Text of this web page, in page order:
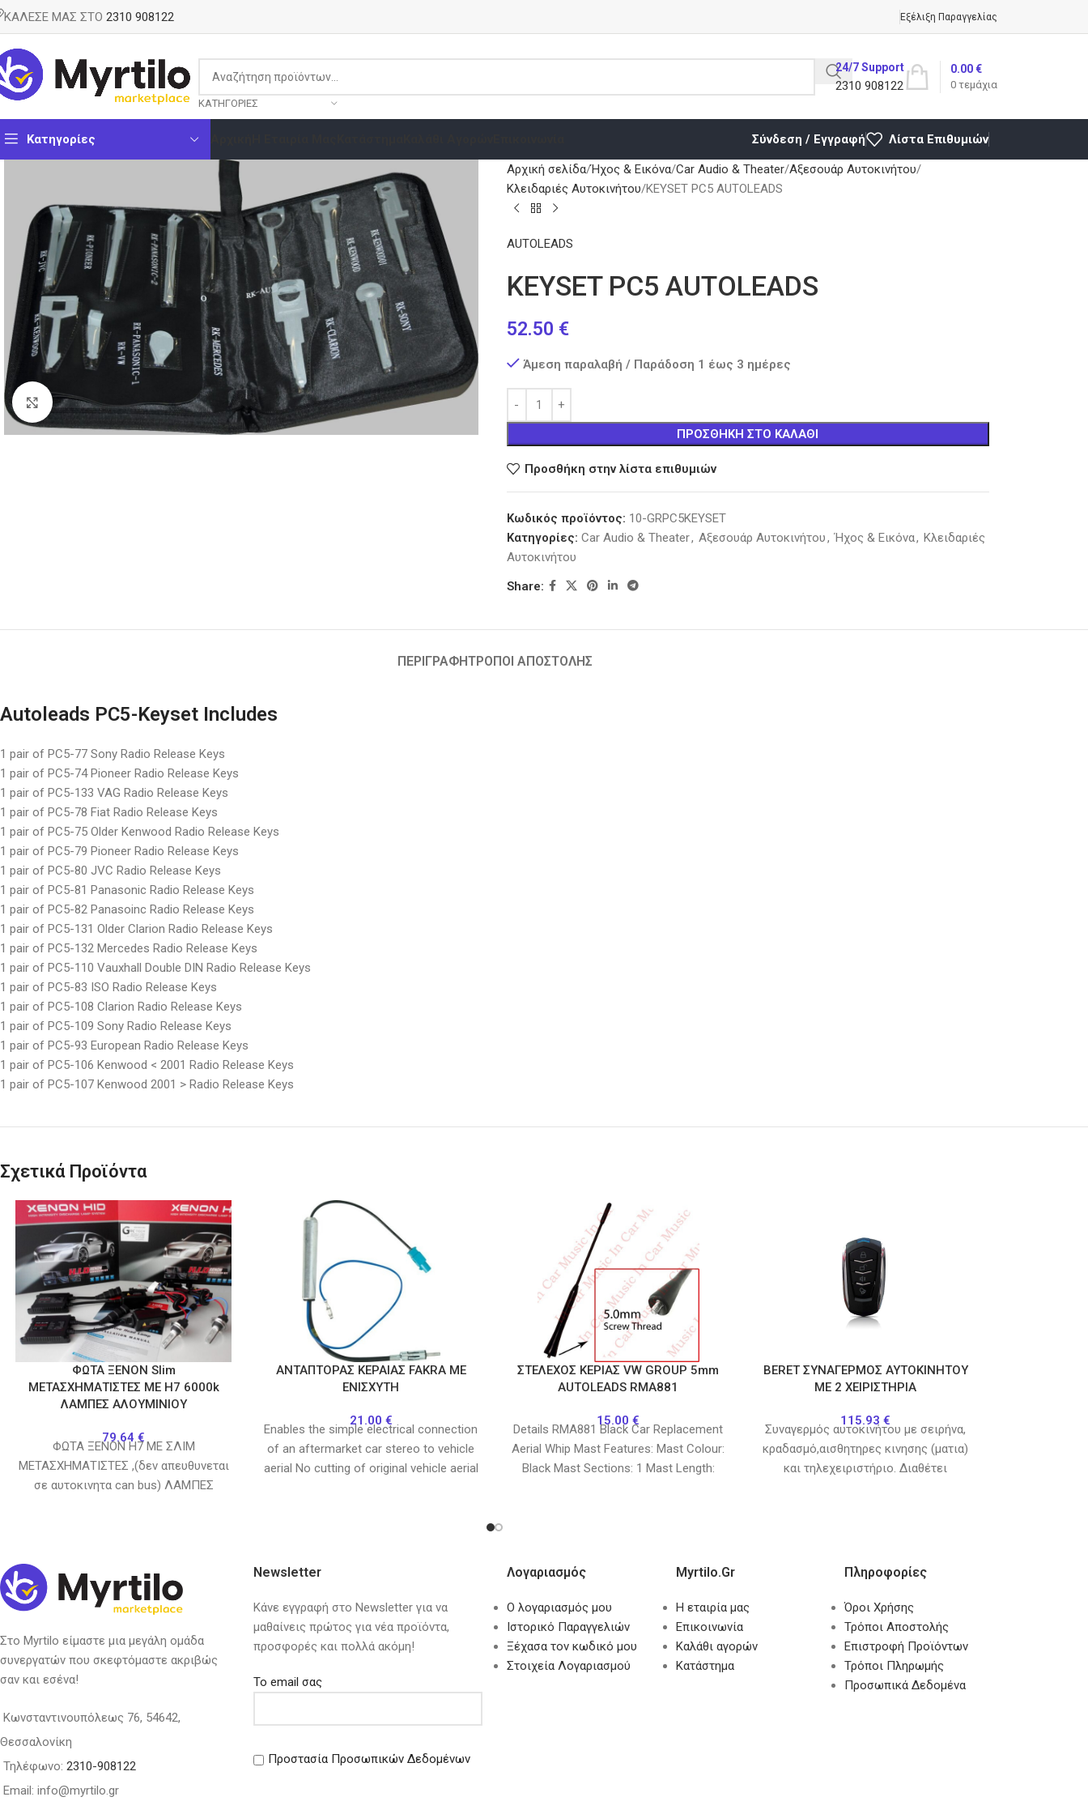
ΚΑΛΕΣΕ ΜΑΣ ΣΤΟ 2310 908122 Εξέλιξη Παραγγελίας
ΚΑΤΗΓΟΡΊΕΣ
24/7 Support
2310 908122 0 τεμάχια
0.00€
Κατηγορίες Σύνδεση / Εγγραφή Λίστα Επιθυμιών
Κάντε κλικ για μεγέθυνση
Αρχική σελίδα Ήχος & Εικόνα Car Audio & Theater Αξεσουάρ Αυτοκινήτου
Κλειδαριές Αυτοκινήτου KEYSET PC5 AUTOLEADS
AUTOLEADS
KEYSET PC5 AUTOLEADS
52.50 €
Άμεση παραλαβή / Παράδοση 1 έως 3 ημέρες
ΠΡΟΣΘΉΚΗ ΣΤΟ ΚΑΛΆΘΙ
Προσθήκη στην λίστα επιθυμιών
Κωδικός προϊόντος: 10-GRPC5KEYSET
Κατηγορίες: Car Audio & Theater, Αξεσουάρ Αυτοκινήτου, Ήχος & Εικόνα, Κλειδαριές
Αυτοκινήτου
Share:
ΠΕΡΙΓΡΑΦΉΤΡΟΠΟΙ ΑΠΟΣΤΟΛΗΣ
Autoleads PC5-Keyset Includes
1 pair of PC5-77 Sony Radio Release Keys
1 pair of PC5-74 Pioneer Radio Release Keys
1 pair of PC5-133 VAG Radio Release Keys
1 pair of PC5-78 Fiat Radio Release Keys
1 pair of PC5-75 Older Kenwood Radio Release Keys
1 pair of PC5-79 Pioneer Radio Release Keys
1 pair of PC5-80 JVC Radio Release Keys
1 pair of PC5-81 Panasonic Radio Release Keys
1 pair of PC5-82 Panasoinc Radio Release Keys
1 pair of PC5-131 Older Clarion Radio Release Keys
1 pair of PC5-132 Mercedes Radio Release Keys
1 pair of PC5-110 Vauxhall Double DIN Radio Release Keys
1 pair of PC5-83 ISO Radio Release Keys
1 pair of PC5-108 Clarion Radio Release Keys
1 pair of PC5-109 Sony Radio Release Keys
1 pair of PC5-93 European Radio Release Keys
1 pair of PC5-106 Kenwood < 2001 Radio Release Keys
1 pair of PC5-107 Kenwood 2001 > Radio Release Keys
Σχετικά Προϊόντα
ΦΩΤΑ ΞΕΝΟΝ Slim
ΜΕΤΑΣΧΗΜΑΤΙΣΤΕΣ ΜΕ H7 6000k
ΛΑΜΠΕΣ ΑΛΟΥΜΙΝΙΟΥ
79.64€
ΦΩΤΑ ΞΕΝΟΝ Η7 ΜΕ ΣΛΙΜ
ΜΕΤΑΣΧΗΜΑΤΙΣΤΕΣ ,(δεν απευθυνεται
σε αυτοκινητα can bus) ΛΑΜΠΕΣ
ΑΝΤΑΠΤΟΡΑΣ ΚΕΡΑΙΑΣ FAKRA ME
ΕΝΙΣΧΥΤΗ
21.00 €
Enables the simple electrical connection
of an aftermarket car stereo to vehicle
aerial No cutting of original vehicle aerial
ΣΤΕΛΕΧΟΣ ΚΕΡΙΑΣ VW GROUP 5mm
AUTOLEADS RMA881
15.00€
Details RMA881 Black Car Replacement
Aerial Whip Mast Features: Mast Colour:
Black Mast Sections: 1 Mast Length:
BERET ΣΥΝΑΓΕΡΜΟΣ ΑΥΤΟΚΙΝΗΤΟΥ
ΜΕ 2 ΧΕΙΡΙΣΤΗΡΙΑ
115.93€
Συναγερμός αυτοκινήτου με σειρήνα,
κραδασμό,αισθητηρες κινησης (ματια)
και τηλεχειριστήριο. Διαθέτει
Στο Myrtilo είμαστε μια μεγάλη ομάδα
συνεργατών που σκεφτόμαστε ακριβώς
σαν και εσένα!
Κωνσταντινουπόλεως 76, 54642,
Θεσσαλονίκη
Τηλέφωνο: 2310-908122
Email: info@myrtilo.gr
Newsletter
Κάνε εγγραφή στο Newsletter για να
μαθαίνεις πρώτος για νέα προϊόντα,
προσφορές και πολλά ακόμη!
Το email σας
Προστασία Προσωπικών Δεδομένων
Λογαριασμός
Ο λογαριασμός μου
Ιστορικό Παραγγελιών
Ξέχασα τον κωδικό μου
Στοιχεία Λογαριασμού
Myrtilo.gr
Η εταιρία μας
Επικοινωνία
Καλάθι αγορών
Κατάστημα
Πληροφορίες
Όροι Χρήσης
Τρόποι Αποστολής
Επιστροφή Προϊόντων
Τρόποι Πληρωμής
Προσωπικά Δεδομένα